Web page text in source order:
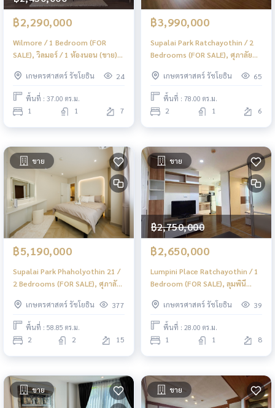
฿2,290,000
Wilmore / 1 Bedroom (FOR
SALE), วิลมอร์ / 1 ห้องนอน (ขาย)
เกษตรศาสตร์ รัชโยธิน
24
พื้นที่ : 37.00 ตร.ม.
1 1 7
฿3,990,000
Supalai Park Ratchayothin / 2
Bedrooms (FOR SALE), ศุภาลัย
JSMN393
เกษตรศาสตร์ รัชโยธิน 65
พื้นที่ : 78.00 ตร.ม.
2 1 6
ขาย
฿5,190,000
Supalai Park Phaholyothin 21 /
2 Bedrooms (FOR SALE), ศุภาลัย
(ขาย) AMP010
เกษตรศาสตร์ รัชโยธิน 377
พื้นที่ : 58.85 ตร.ม.
2 2 15
ขาย
฿2,750,000
฿2,650,000
Lumpini Place Ratchayothin / 1
Bedroom (FOR SALE), ลุมพินี
PYN007เกษตรศาสตร์ รัชโยธิน 39
พื้นที่ : 28.00 ตร.ม.
1 1 8
ขาย ขาย